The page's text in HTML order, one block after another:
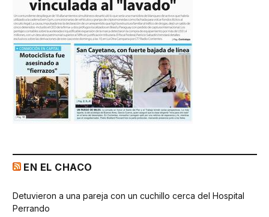
EN EL CHACO
Detuvieron a una pareja con un cuchillo cerca del Hospital
Perrando